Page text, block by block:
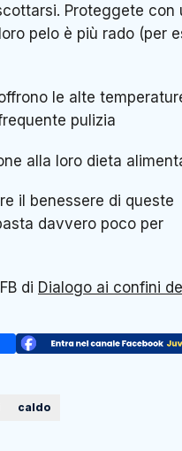
Proteggete con
pelo è più rado (per
le alte
pulizia
alla loro dieta
il benessere di queste
davvero poco per
di Dialogo ai confini
caldo